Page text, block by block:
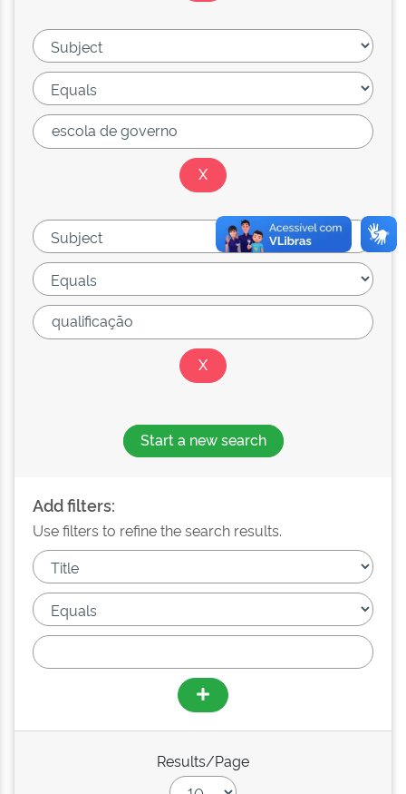
Start a new search
Add filters:
Use filters to refine the search results.
Results/Page